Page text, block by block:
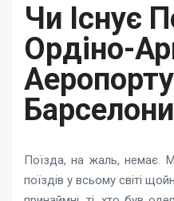
Чи Існує
Ордіно-
Аеропорту
Поїзда, на жаль, немає.
поїздів у всьому світі